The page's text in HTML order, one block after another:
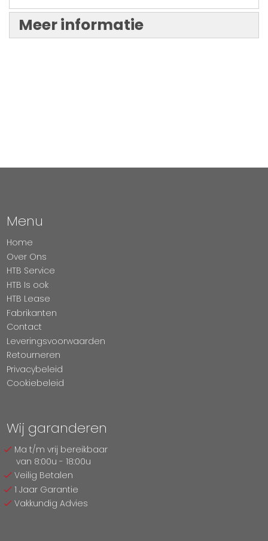
Meer informatie
Menu
Home
Over Ons
HTB Service
HTB Is ook
HTB Lease
Fabrikanten
Contact
Leveringsvoorwaarden
Retourneren
Privacybeleid
Cookiebeleid
Wij garanderen
Ma t/m vrij bereikbaar
van 8:00u - 18:00u
Veilig Betalen
1 Jaar Garantie
Vakkundig Advies